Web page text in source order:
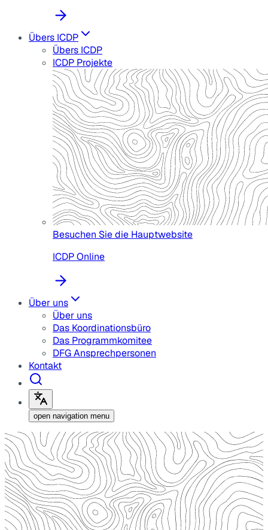
Übers ICDP
Übers ICDP
ICDP Projekte
Besuchen Sie die Hauptwebsite
ICDP Online
Über uns
Über uns
Das Koordinationsbüro
Das Programmkomitee
DFG Ansprechpersonen
Kontakt
open navigation menu